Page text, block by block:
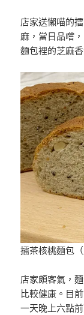
店家送懶喵的
麻，當日品嚐
麵包裡的芝麻
擂茶核桃麵包（
店家頗客氣，
比較健康。目
一天晚上六點